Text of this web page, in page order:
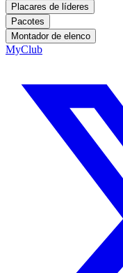
Placares de líderes
Pacotes
Montador de elenco
MyClub